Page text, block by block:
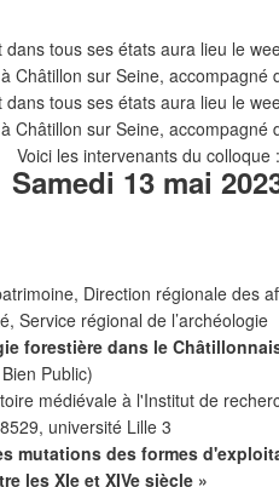
Voici les intervenants du colloque :
Samedi 13 mai
Direction régionale des
Service régional de l’archéologie
forestière dans le
Public)
médiévale à l'Institut de
université Lille 3
mutations des formes
les XIe et XIVe siècle »